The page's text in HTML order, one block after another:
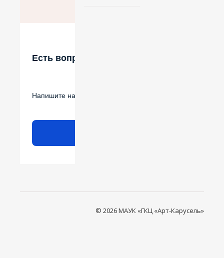
Есть вопрос?
Напишите нам
© 2026 МАУК «ГКЦ «Арт-Карусель»